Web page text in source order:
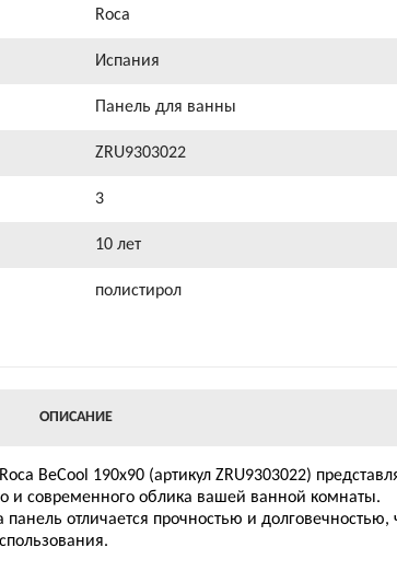
Roca
Испания
Панель для ванны
ZRU9303022
3
10 лет
полистирол
ОПИСАНИЕ
BeCool 190х90 (артикул ZRU9303022)
и современного облика вашей ванной комнаты.
панель отличается прочностью и долговечностью,